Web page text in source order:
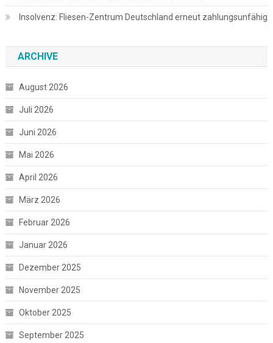
Insolvenz: Fliesen-Zentrum Deutschland erneut zahlungsunfähig
ARCHIVE
August 2026
Juli 2026
Juni 2026
Mai 2026
April 2026
März 2026
Februar 2026
Januar 2026
Dezember 2025
November 2025
Oktober 2025
September 2025